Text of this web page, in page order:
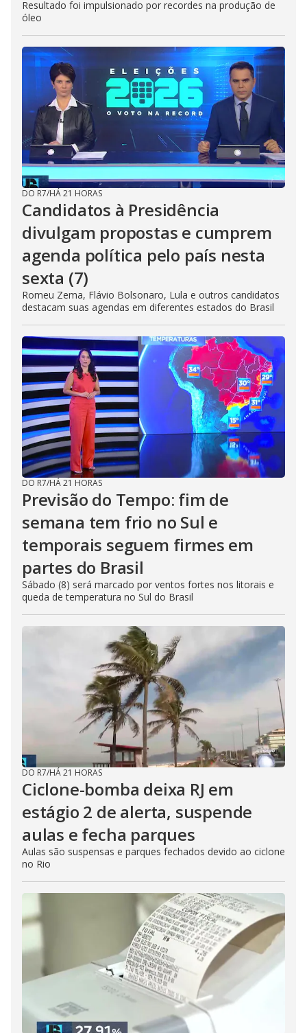
Resultado foi impulsionado por recordes na produção de
óleo
DO R7/HÁ 21 HORAS
Candidatos à Presidência
divulgam propostas e cumprem
agenda política pelo país nesta
sexta (7)
Romeu Zema, Flávio Bolsonaro, Lula e outros candidatos
destacam suas agendas em diferentes estados do Brasil
DO R7/HÁ 21 HORAS
Previsão do Tempo: fim de
semana tem frio no Sul e
temporais seguem firmes em
partes do Brasil
Sábado (8) será marcado por ventos fortes nos litorais e
queda de temperatura no Sul do Brasil
DO R7/HÁ 21 HORAS
Ciclone-bomba deixa RJ em
estágio 2 de alerta, suspende
aulas e fecha parques
Aulas são suspensas e parques fechados devido ao ciclone
no Rio